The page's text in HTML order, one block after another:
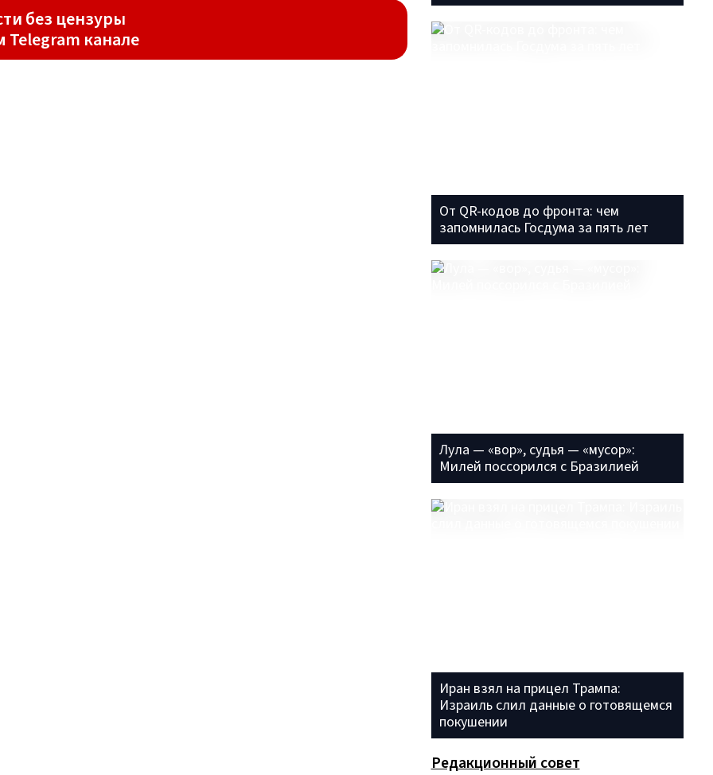
без цензуры
Telegram канале
От QR-кодов до фронта: чем
запомнилась Госдума за пять лет
Лула — «вор», судья — «мусор»:
Милей поссорился с Бразилией
Иран взял на прицел Трампа:
Израиль слил данные о готовящемся
покушении
Редакционный совет